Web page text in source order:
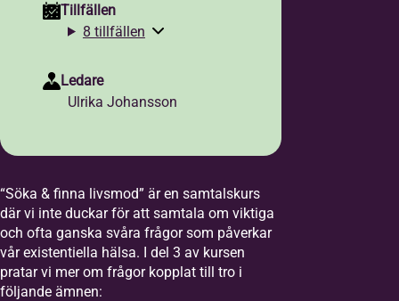
Tillfällen
8 tillfällen
Ledare
Ulrika Johansson
“Söka & finna livsmod” är en samtalskurs
där vi inte duckar för att samtala om viktiga
och ofta ganska svåra frågor som påverkar
vår existentiella hälsa. I del 3 av kursen
pratar vi mer om frågor kopplat till tro i
följande ämnen: